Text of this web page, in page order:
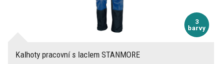
3
barvy
Kalhoty pracovní s laclem STANMORE